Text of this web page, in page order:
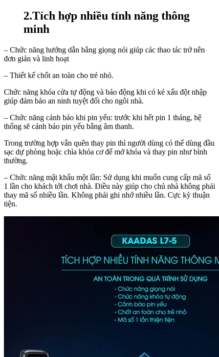
2.Tích hợp nhiều tính năng thông
minh
– Chức năng hướng dẫn bằng giọng nói giúp các thao tác trở nên
đơn giản và linh hoạt
– Thiết kế chốt an toàn cho trẻ nhỏ.
Chức năng khóa cửa tự động và báo động khi có kẻ xấu đột nhập
giúp đảm bảo an ninh tuyệt đối cho ngôi nhà.
– Chức năng cảnh báo khi pin yếu: trước khi hết pin 1 tháng, hệ
thống sẽ cảnh báo pin yếu bằng âm thanh.
Trong trường hợp vẫn quên thay pin thì người dùng có thể dùng đầu
sạc dự phòng hoặc chìa khóa cơ để mở khóa và thay pin như bình
thường.
– Chức năng mật khẩu một lần: Sử dụng khi muốn cung cấp mã số
1 lần cho khách tới chơi nhà. Điều này giúp cho chủ nhà không phải
thay mã số nhiều lần. Không phải ghi nhớ nhiều lần. Cực kỳ thuận
tiện.